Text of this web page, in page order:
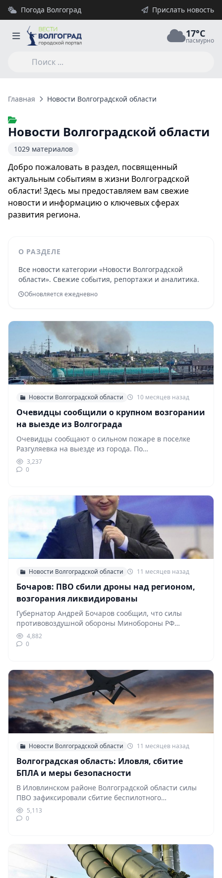
Погода Волгоград Прислать новость
17°C
пасмурно
Главная Новости Волгоградской области
Новости Волгоградской области
1029 материалов
Добро пожаловать в раздел, посвященный
актуальным событиям в жизни Волгоградской
области! Здесь мы предоставляем вам свежие
новости и информацию о ключевых сферах
развития региона.
О РАЗДЕЛЕ
Все новости категории «Новости Волгоградской
области». Свежие события, репортажи и аналитика.
Обновляется ежедневно
Новости Волгоградской области 10 месяцев назад
Очевидцы сообщили о крупном возгорании
на выезде из Волгограда
Очевидцы сообщают о сильном пожаре в поселке
Разгуляевка на выезде из города. По
предварительной информации,…
3,237
0
Новости Волгоградской области 11 месяцев назад
Бочаров: ПВО сбили дроны над регионом,
возгорания ликвидированы
Губернатор Андрей Бочаров сообщил, что силы
противовоздушной обороны Минобороны РФ
пресекли массированную атаку беспилотников на…
4,882
0
Новости Волгоградской области 11 месяцев назад
Волгоградская область: Иловля, сбитие
БПЛА и меры безопасности
В Иловлинском районе Волгоградской области силы
ПВО зафиксировали сбитие беспилотного
летательного аппарата. Жителям рекомендуется
соблюдать…
5,113
0